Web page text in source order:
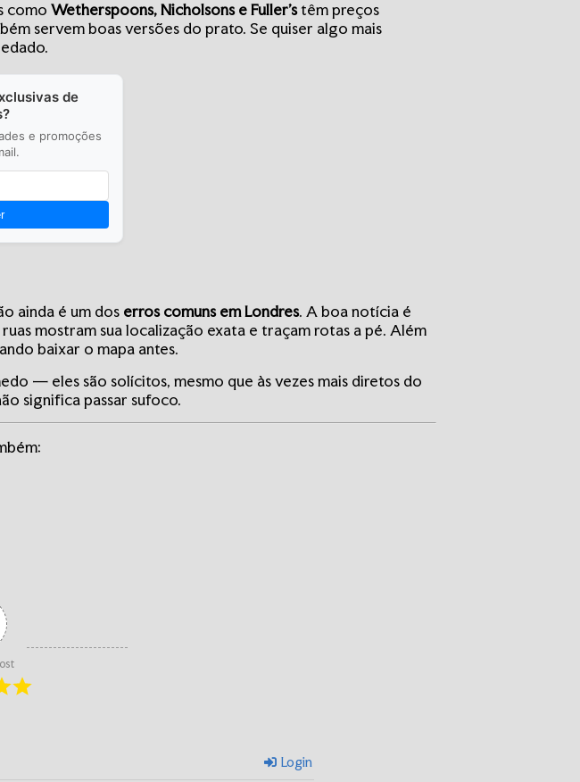
comoWetherspoons, Nicholsons e Fuller’stêm preços
servem boas versões do prato. Se quiser algo mais
de
e promoções
ainda é um dos erros comuns em Londres. A boa notícia é
mostram sua localização exata e traçam rotas a pé. Além
baixar o mapa antes.
— eles são solícitos, mesmo que às vezes mais diretos do
significa passar sufoco.
Login